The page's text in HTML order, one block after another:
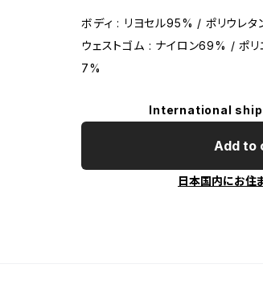
ボディ : リヨセル95% / ポリウレタ
ウェストゴム : ナイロン69% / ポ
7%
International
Add to
日本国内にお住